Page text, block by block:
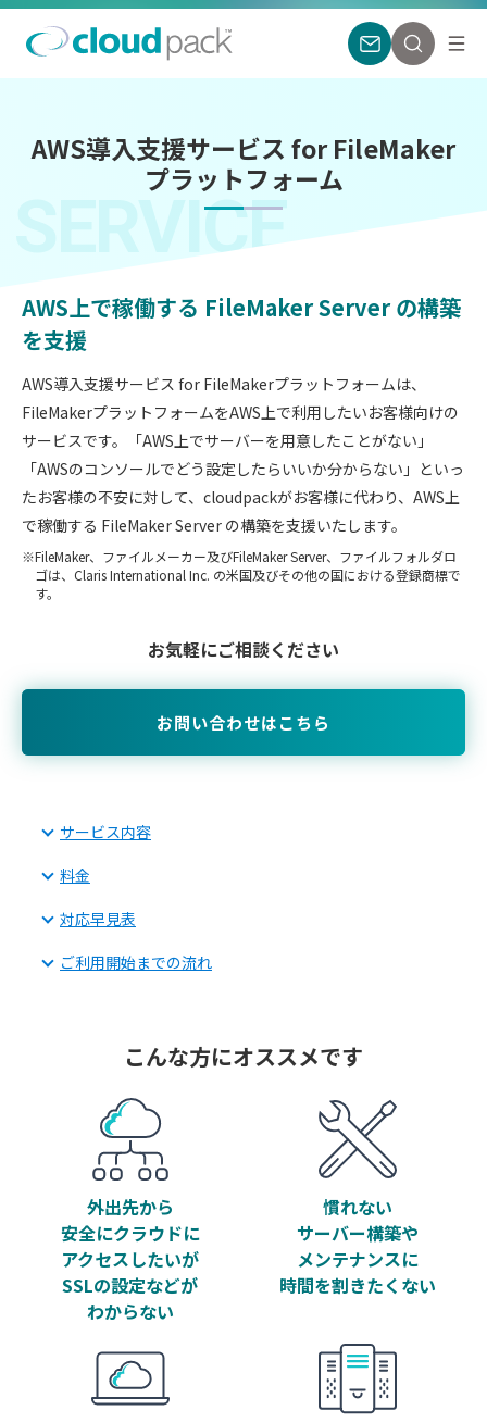
AWS導入支援サービス for FileMaker
プラットフォーム
SERVICE
AWS上で稼働する FileMaker Server の構築
を支援
AWS導入支援サービス for FileMakerプラットフォームは、
FileMakerプラットフォームをAWS上で利用したいお客様向けの
サービスです。「AWS上でサーバーを用意したことがない」
「AWSのコンソールでどう設定したらいいか分からない」といっ
たお客様の不安に対して、cloudpackがお客様に代わり、AWS上
で稼働する FileMaker Server の構築を支援いたします。
FileMaker、ファイルメーカー及びFileMaker Server、ファイルフォルダロ
ゴは、Claris International Inc. の米国及びその他の国における登録商標で
す。
お気軽にご相談ください
お問い合わせはこちら
サービス内容
料金
対応早見表
ご利用開始までの流れ
こんな方にオススメです
外出先から
安全にクラウドに
アクセスしたいが
SSLの設定などが
わからない
慣れない
サーバー構築や
メンテナンスに
時間を割きたくない